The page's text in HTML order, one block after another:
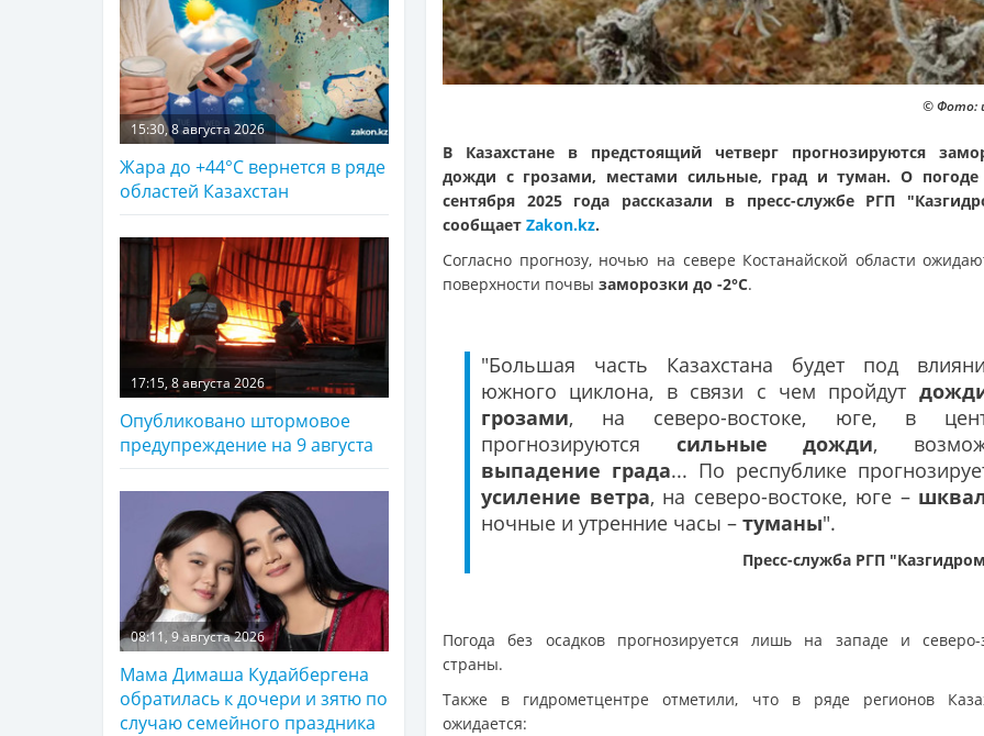
© Фото:
В Казахстане в предстоящий четверг прогнозируются
дожди с грозами, местами сильные, град и туман. О
сентября 2025 года рассказали в пресс-службе РГП
сообщает Zakon.kz.
Согласно прогнозу, ночью на севере Костанайской области
поверхности почвы заморозки до -2°C.
"Большая часть Казахстана будет под
южного циклона, в связи с чем пройдут
грозами, на северо-востоке, юге, в
прогнозируются сильные дожди,
выпадение града... По республике
усиление ветра, на северо-востоке, юге –
ночные и утренние часы – туманы".
Пресс-служба РГП
Погода без осадков прогнозируется лишь на западе и северо-
страны.
Также в гидрометцентре отметили, что в ряде регионов
ожидается:
15:30, 8 августа 2026
Жара до +44°С вернется в ряде
областей Казахстан
17:15, 8 августа 2026
Опубликовано штормовое
предупреждение на 9 августа
08:11, 9 августа 2026
Мама Димаша Кудайбергена
обратилась к дочери и зятю по
случаю семейного праздника